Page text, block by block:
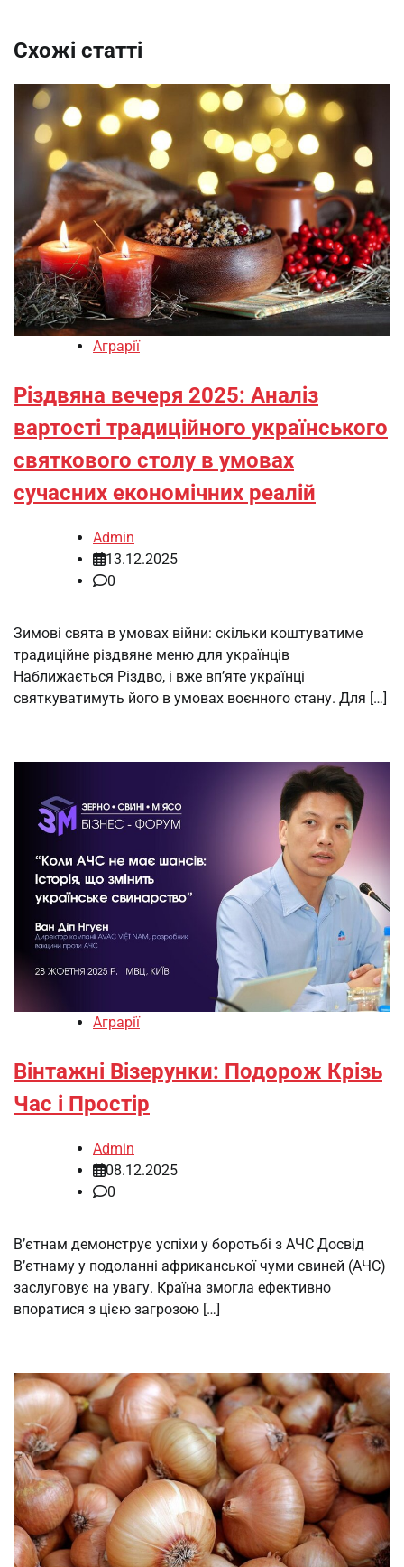
Схожі статті
Аграрії
Різдвяна вечеря 2025: Аналіз
вартості традиційного українського
святкового столу в умовах
сучасних економічних реалій
Admin
13.12.2025
0
Зимові свята в умовах війни: скільки коштуватиме
традиційне різдвяне меню для українців
Наближається Різдво, і вже вп’яте українці
святкуватимуть його в умовах воєнного стану. Для […]
Аграрії
Вінтажні Візерунки: Подорож Крізь
Час і Простір
Admin
08.12.2025
0
В’єтнам демонструє успіхи у боротьбі з АЧС Досвід
В’єтнаму у подоланні африканської чуми свиней (АЧС)
заслуговує на увагу. Країна змогла ефективно
впоратися з цією загрозою […]